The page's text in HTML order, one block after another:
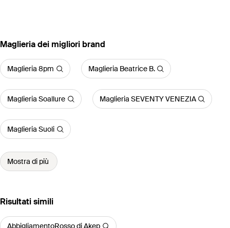
‪Maglieria‬ dei migliori brand
Maglieria 8pm Maglieria Beatrice B.
Maglieria Soallure Maglieria SEVENTY VENEZIA
Maglieria Suoli
Mostra di più
Risultati simili
AbbigliamentoRosso di Akep